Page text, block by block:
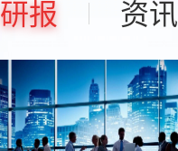
研报 资讯